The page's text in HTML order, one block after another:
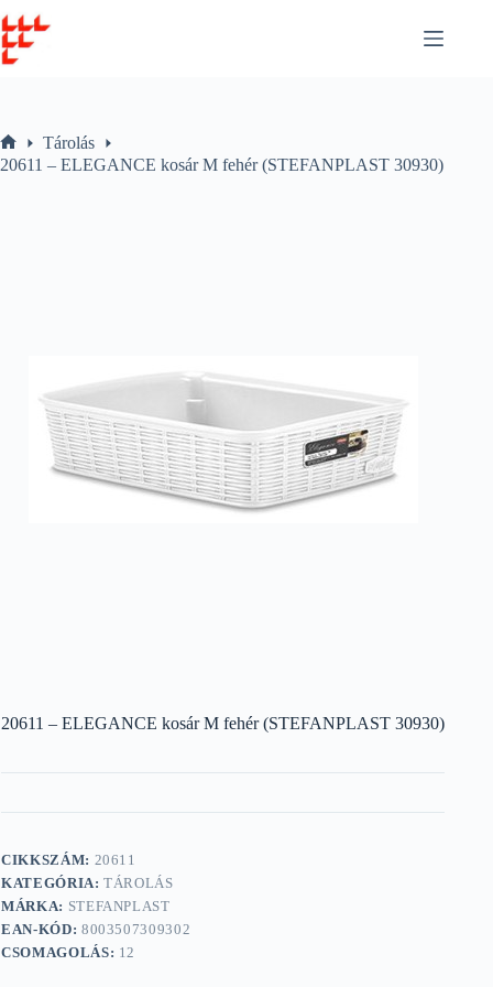
to
content
Home
Tárolás
20611 – ELEGANCE kosár M fehér (STEFANPLAST 30930)
20611 – ELEGANCE kosár M fehér (STEFANPLAST 30930)
CIKKSZÁM: 20611
KATEGÓRIA:TÁROLÁS
MÁRKA: STEFANPLAST
EAN-KÓD: 8003507309302
CSOMAGOLÁS: 12